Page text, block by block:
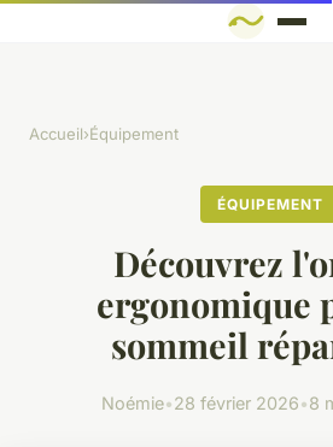
Accueil›Équipement
ÉQUIPEMENT
Découvrez
ergonomique
sommeil
Noémie•28 février 2026•8